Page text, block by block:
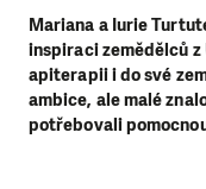
Mariana a Iurie
inspiraci zemědělců
apiterapii i do své
ambice, ale malé
potřebovali